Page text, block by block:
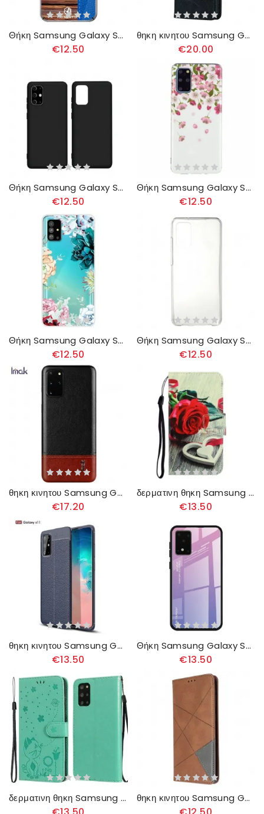
Θήκη Samsung Galaxy S20 Plus / S20 Plus 5G Σειρά Pin Dun Pinwuyo
€12.50
θηκη κινητου Samsung Galaxy S20 Plus / S20 Plus 5G Θήκη Flip Αληθινό Δέρμα
€20.00
Θήκη Samsung Galaxy S20 Plus / S20 Plus 5G Σειρά Soft Nxe
€12.50
Θήκη Samsung Galaxy S20 Plus / S20 Plus 5G Φθορίζοντα Λουλούδια
€12.50
Θήκη Samsung Galaxy S20 Plus / S20 Plus 5G Ακουαρέλα Λουλούδια
€12.50
Θήκη Samsung Galaxy S20 Plus / S20 Plus 5G 2 Αποσπώμενα Μέρη
€12.50
θηκη κινητου Samsung Galaxy S20 Plus / S20 Plus 5G Δερμάτινο Εφέ Σειράς Imak Ruiyi
€17.20
δερματινη θηκη Samsung Galaxy S20 Plus / S20 Plus 5G με κορδονι Ρομαντικό Τριαντάφυλλο Με Λουράκι
€13.50
θηκη κινητου Samsung Galaxy S20 Plus / S20 Plus 5G Lychee Double Line
€13.50
Θήκη Samsung Galaxy S20 Plus / S20 Plus 5G Tempered Glass Be Yourself
€13.50
δερματινη θηκη Samsung Galaxy S20 Plus / S20 Plus 5G με κορδονι Γάτα Και Μέλισσα Με Κορδόνι θηκη κινητου Samsung Galaxy S20 Plus / S20 Plus 5G Θήκη Flip Στυλ Καλλιτέχνη